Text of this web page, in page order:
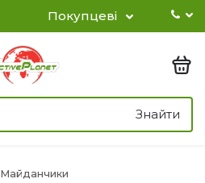
Покупцеві
Знайти
Майданчики